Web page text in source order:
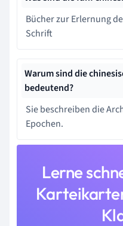
Bücher zur Erlernung
Schrift
Warum sind die
bedeutend?
Sie beschreiben die
Epochen.
Lerne